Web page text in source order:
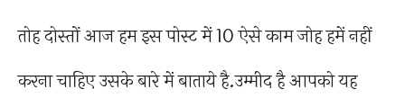
तोह दोस्तों आज हम इस पोस्ट में 10 ऐसे काम जोह हमें नहीं
करना चाहिए उसके बारे में बाताये है.उम्मीद है आपको यह